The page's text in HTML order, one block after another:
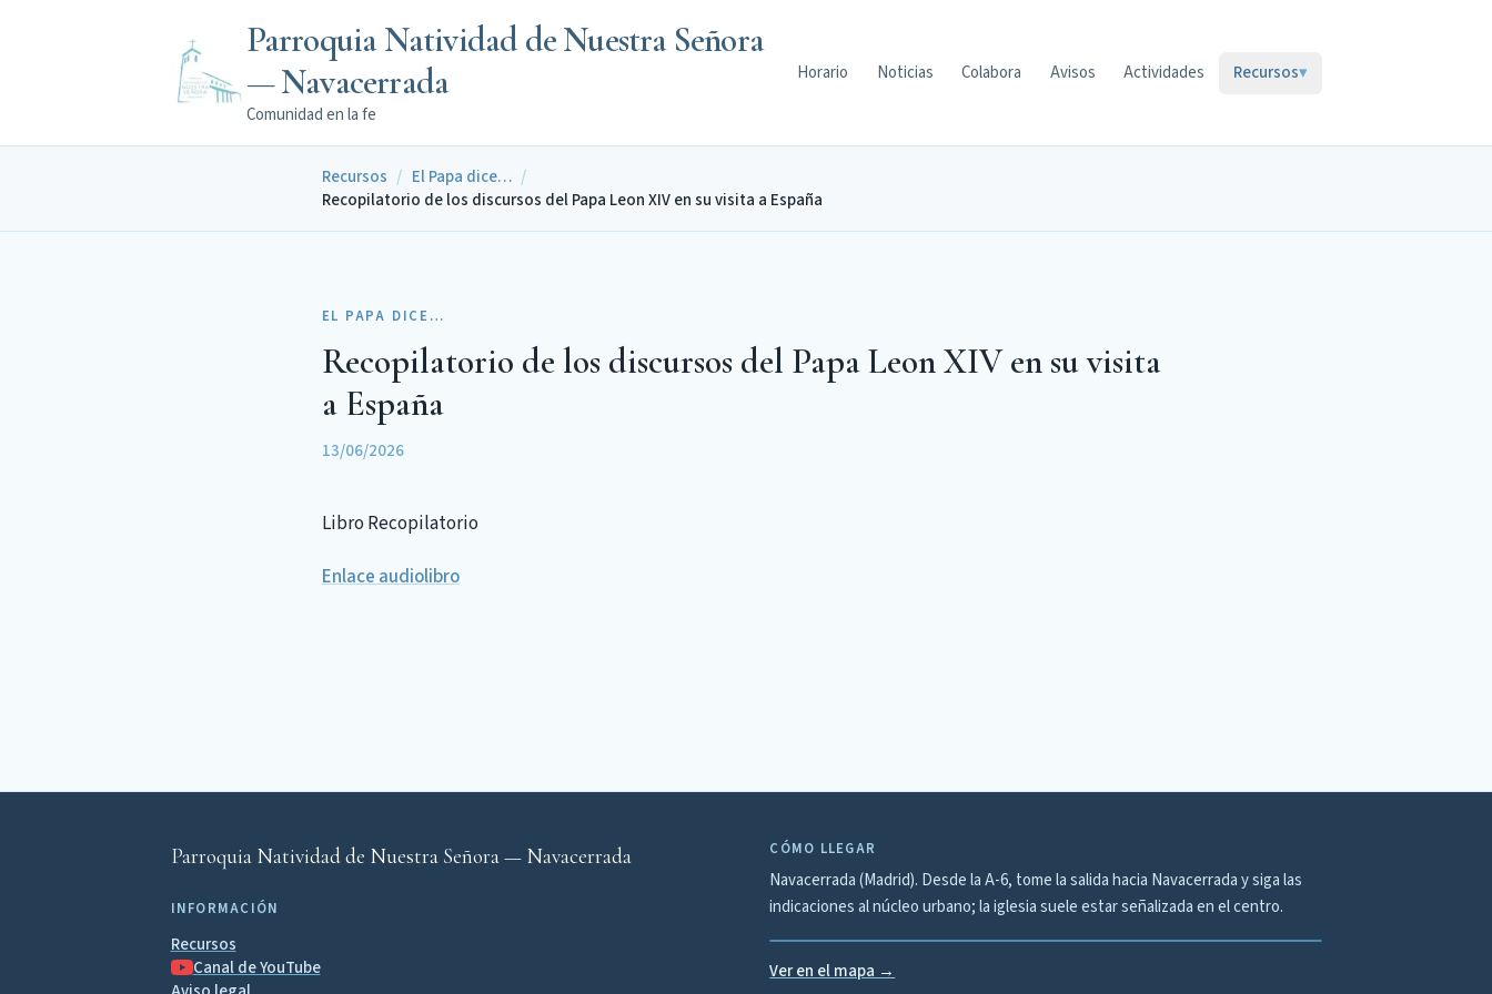
Parroquia Natividad de Nuestra Señora
— Navacerrada
Comunidad en la fe
Horario Noticias Colabora Avisos Actividades Recursos▾
Recursos / El Papa dice… /
Recopilatorio de los discursos del Papa Leon XIV en su visita a España
EL PAPA DICE…
Recopilatorio de los discursos del Papa Leon XIV en su visita
a España
13/06/2026
Libro Recopilatorio
Enlace audiolibro
Parroquia Natividad de Nuestra Señora — Navacerrada
INFORMACIÓN
Recursos
Canal de YouTube
CÓMO LLEGAR
Navacerrada (Madrid). Desde la A-6, tome la salida hacia Navacerrada y siga las
indicaciones al núcleo urbano; la iglesia suele estar señalizada en el centro.
Ver en el mapa →